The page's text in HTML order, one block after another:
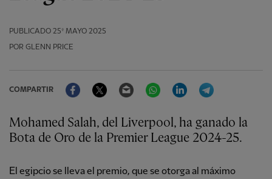
PUBLICADO 25º MAYO 2025
POR GLENN PRICE
COMPARTIR
FacebookTwitter Email WhatsAppLinkedIn
Mohamed Salah, del Liverpool, ha ganado la
Bota de Oro de la Premier League 2024-25.
El egipcio se lleva el premio, que se otorga al máximo